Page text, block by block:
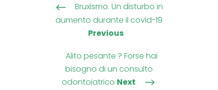
#
Bruxismo. Un disturbo in
aumento durante il covid-19
Previous
Alito pesante ? Forse hai
bisogno di un consulto
odontoiatrico Next $